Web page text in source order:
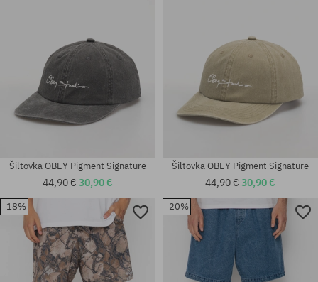
Dostupné veľkosti:
M; L; XL
Dostupné veľkosti:
M; L; XL
Šiltovka OBEY Pigment Signature
44,90 €30,90 €
Šiltovka OBEY Pigment Signature
44,90 €30,90 €
-18% -20%